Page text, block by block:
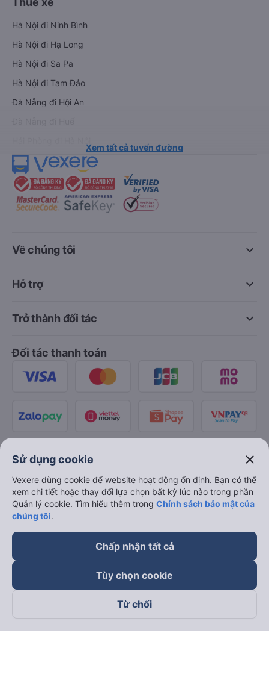
Hà Nội đi Ninh Bình
Hà Nội đi Hạ Long
Hà Nội đi Sa Pa
Hà Nội đi Tam Đảo
Đà Nẵng đi Hội An
Xem tất cả tuyến đường
keyboard_arrow_down
Về chúng tôi
keyboard_arrow_down
Hỗ trợ
keyboard_arrow_down
Trở thành đối tác
Đối tác thanh toán
Theo dõi chúng tôi trên
Sử dụng cookie close
Vexere dùng cookie để website hoạt động ổn định. Bạn có thể
xem chi tiết hoặc thay đổi lựa chọn bất kỳ lúc nào trong phần
Quản lý cookie. Tìm hiểu thêm trong Chính sách bảo mật của
chúng tôi.
Chấp nhận tất cả
Tùy chọn cookie
Từ chối